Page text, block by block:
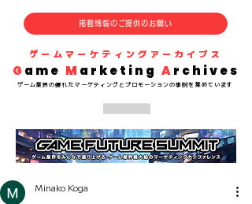
G ame M arketing Archives
​ゲーム業界の優れた マーケティングとプロモーションの事例を集めています
掲載情報のご提供のお願い
​ゲームマーケティングアーカイブス
Minako Koga